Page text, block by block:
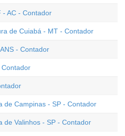
- AC - Contador
de Cuiabá - MT - Contador
- Contador
de Campinas - SP - Contador
de Valinhos - SP - Contador